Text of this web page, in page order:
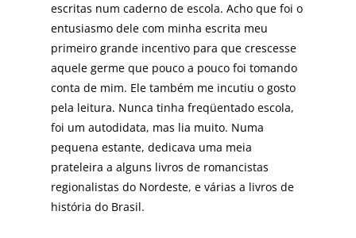
escritas num caderno de escola. Acho que foi o
entusiasmo dele com minha escrita meu
primeiro grande incentivo para que crescesse
aquele germe que pouco a pouco foi tomando
conta de mim. Ele também me incutiu o gosto
pela leitura. Nunca tinha freqüentado escola,
foi um autodidata, mas lia muito. Numa
pequena estante, dedicava uma meia
prateleira a alguns livros de romancistas
regionalistas do Nordeste, e várias a livros de
história do Brasil.